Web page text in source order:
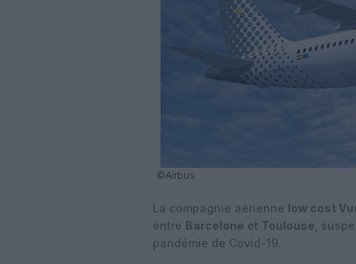
©Airbus
La compagnie aérienne low cost
entre Barcelone et Toulouse ,
pandémie de Covid-19.